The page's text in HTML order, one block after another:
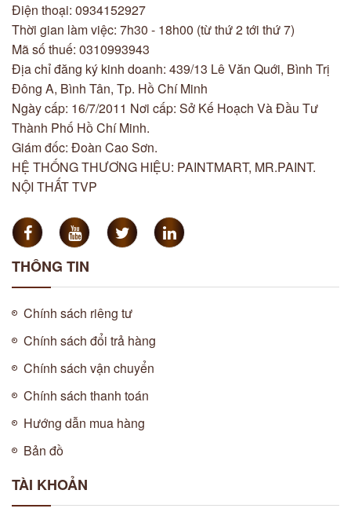
Điện thoại: 0934152927
Thời gian làm việc: 7h30 - 18h00 (từ thứ 2 tới thứ 7)
Mã số thuế: 0310993943
Địa chỉ đăng ký kinh doanh: 439/13 Lê Văn Quới, Bình Trị
Đông A, Bình Tân, Tp. Hồ Chí Minh
Ngày cấp: 16/7/2011 Nơi cấp: Sở Kế Hoạch Và Đầu Tư
Thành Phố Hồ Chí Minh.
Giám đốc: Đoàn Cao Sơn.
HỆ THỐNG THƯƠNG HIỆU: PAINTMART, MR.PAINT.
NỘI THẤT TVP
THÔNG TIN
Chính sách riêng tư
Chính sách đổi trả hàng
Chính sách vận chuyển
Chính sách thanh toán
Hướng dẫn mua hàng
Bản đồ
TÀI KHOẢN